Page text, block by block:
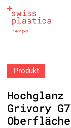
Produkt
Grivory